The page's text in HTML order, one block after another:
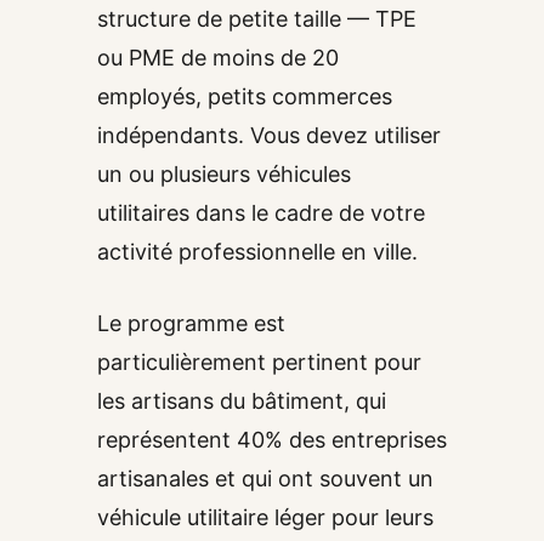
structure de petite taille — TPE
ou PME de moins de 20
employés, petits commerces
indépendants. Vous devez utiliser
un ou plusieurs véhicules
utilitaires dans le cadre de votre
activité professionnelle en ville.
Le programme est
particulièrement pertinent pour
les artisans du bâtiment, qui
représentent 40% des entreprises
artisanales et qui ont souvent un
véhicule utilitaire léger pour leurs